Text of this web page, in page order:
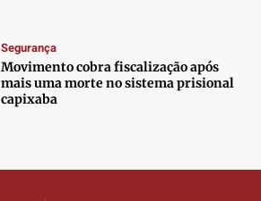
Segurança
Movimento cobra fiscalização após
mais uma morte no sistema prisional
capixaba